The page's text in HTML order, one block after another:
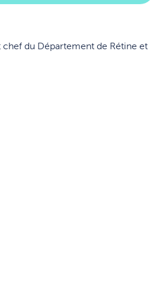
du Département de Rétine et